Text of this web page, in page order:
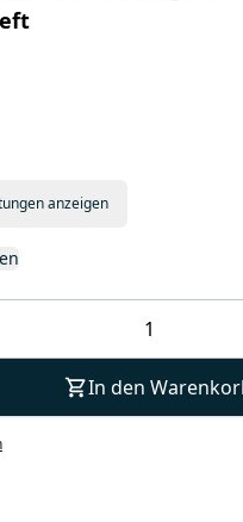
anzeigen
In den